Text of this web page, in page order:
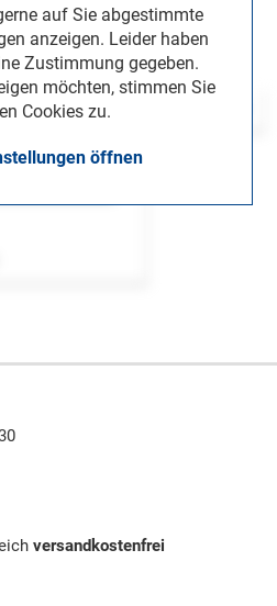
auf Sie abgestimmte
anzeigen. Leider haben
Zustimmung gegeben.
möchten, stimmen Sie
Cookies zu.
öffnen
versandkostenfrei